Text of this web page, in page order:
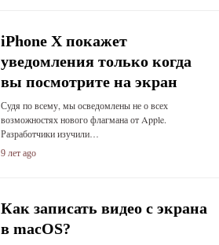
iPhone X покажет
уведомления только когда
вы посмотрите на экран
Судя по всему, мы осведомлены не о всех
возможностях нового флагмана от Apple.
Разработчики изучили…
9 лет ago
Как записать видео с экрана
в macOS?